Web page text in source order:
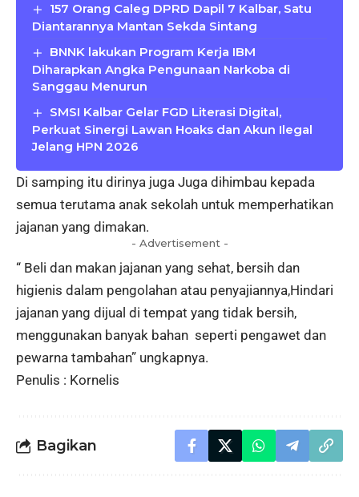
157 Orang Caleg DPRD Dapil 7 Kalbar, Satu
Diantarannya Mantan Sekda Sintang
BNNK lakukan Program Kerja IBM
Diharapkan Angka Pengunaan Narkoba di
Sanggau Menurun
SMSI Kalbar Gelar FGD Literasi Digital,
Perkuat Sinergi Lawan Hoaks dan Akun Ilegal
Jelang HPN 2026
Di samping itu dirinya juga Juga dihimbau kepada
semua terutama anak sekolah untuk memperhatikan
jajanan yang dimakan.
- Advertisement -
“ Beli dan makan jajanan yang sehat, bersih dan
higienis dalam pengolahan atau penyajiannya,Hindari
jajanan yang dijual di tempat yang tidak bersih,
menggunakan banyak bahan seperti pengawet dan
pewarna tambahan” ungkapnya.
Penulis : Kornelis
Bagikan